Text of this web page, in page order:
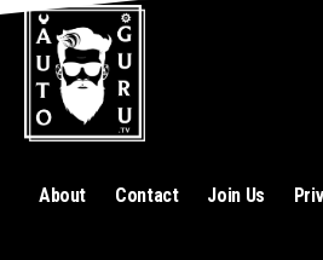
About Contact Join Us